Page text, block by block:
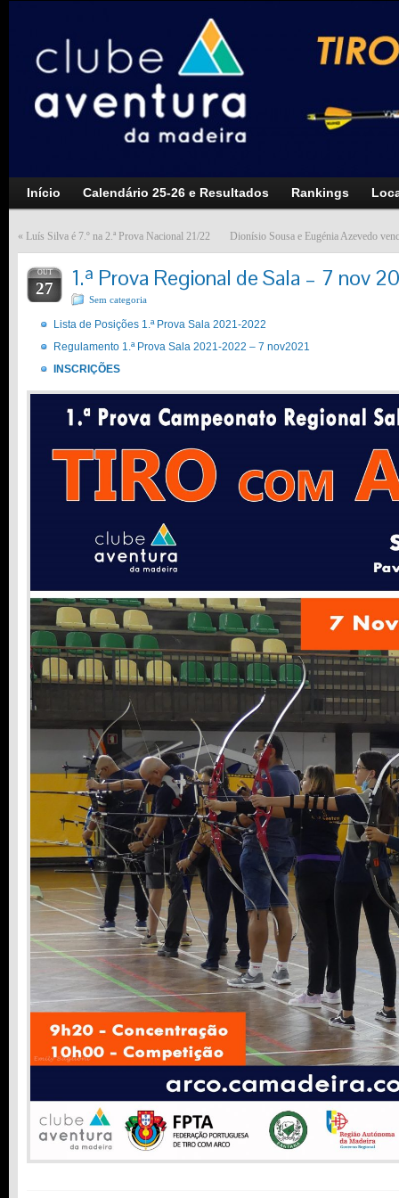
Início Calendário 25-26 e Resultados Rankings
« Luís Silva é 7.º na 2.ª Prova Nacional 21/22 Dionísio Sousa e Eugénia Azevedo
OUT
27 1.ª Prova Regional de Sala – 7 nov
Sem categoria
Lista de Posições 1.ª Prova Sala 2021-2022
Regulamento 1.ª Prova Sala 2021-2022 – 7 nov2021
INSCRIÇÕES